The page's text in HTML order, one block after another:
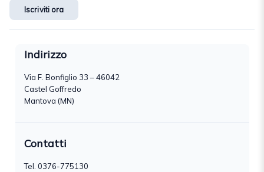
Iscriviti ora
Indirizzo
Via F. Bonfiglio 33 – 46042
Castel Goffredo
Mantova (MN)
Contatti
Tel. 0376-775130